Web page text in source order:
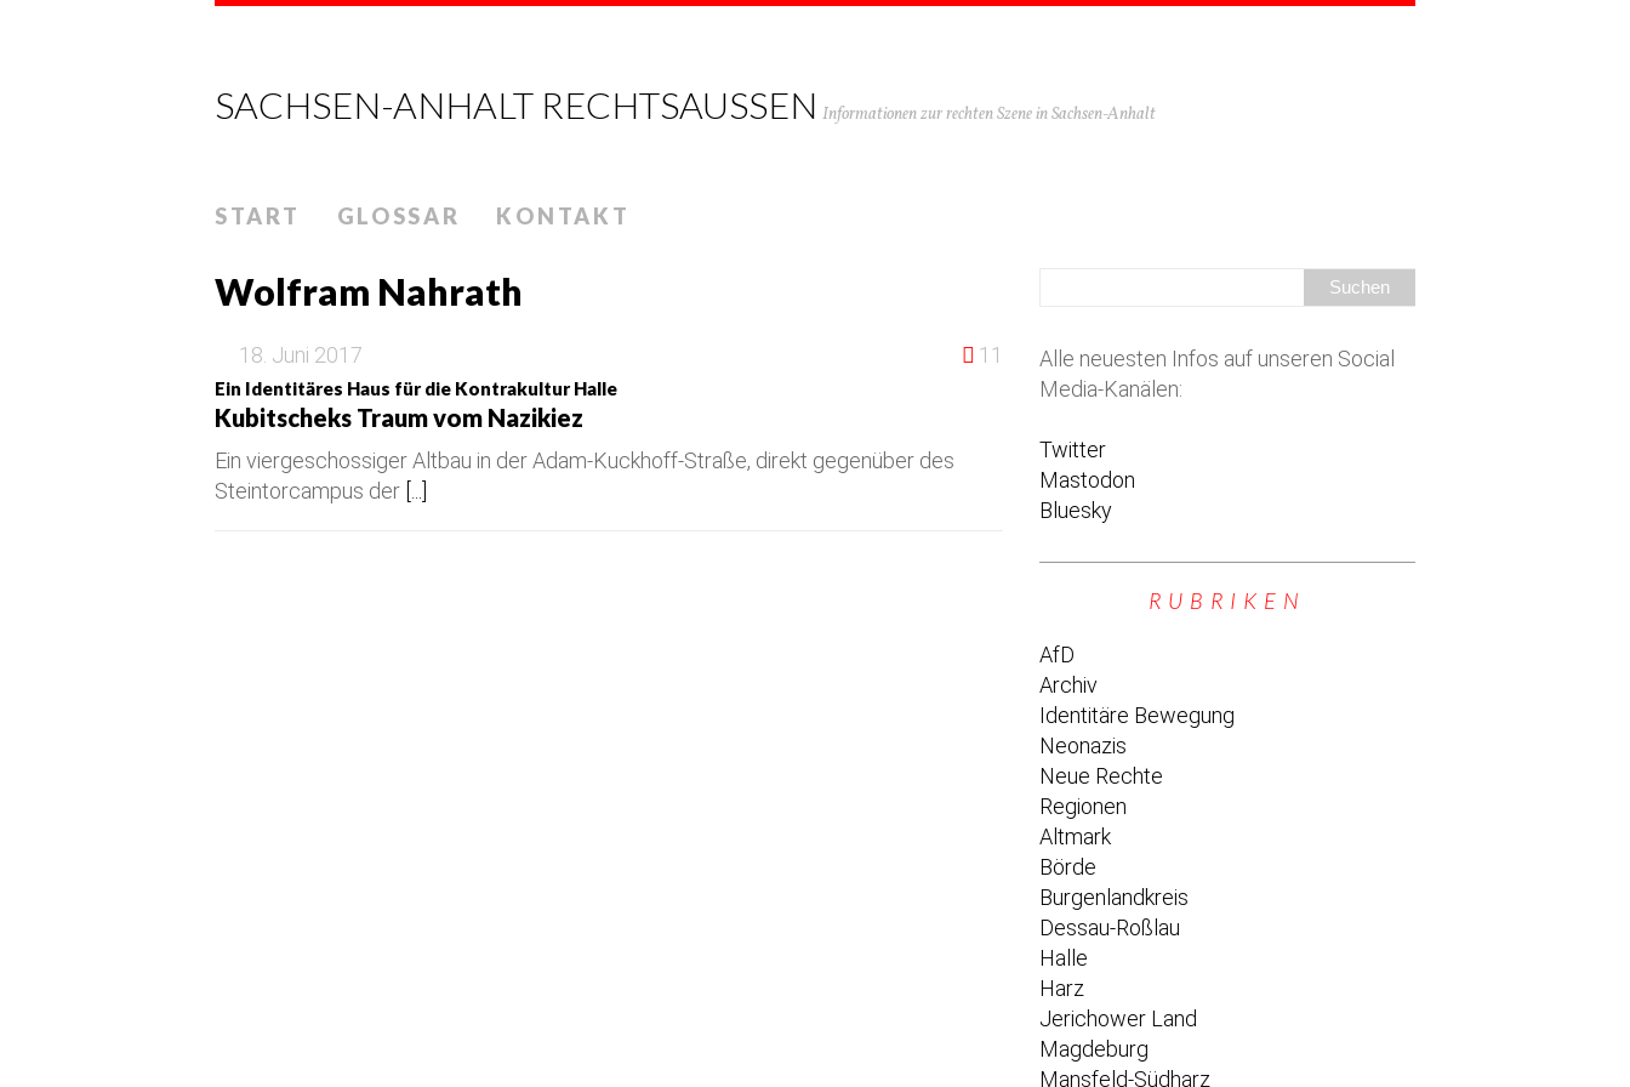
SACHSEN-ANHALT RECHTSAUSSEN Informationen zur rechten Szene in Sachsen-Anhalt
START GLOSSAR KONTAKT
Wolfram Nahrath
18. Juni 2017 11
Ein Identitäres Haus für die Kontrakultur Halle
Kubitscheks Traum vom Nazikiez
Ein viergeschossiger Altbau in der Adam-Kuckhoff-Straße, direkt gegenüber des
Steintorcampus der
Alle neuesten Infos auf unseren Social
Media-Kanälen:
Twitter
Mastodon
Bluesky
RUBRIKEN
AfD
Archiv
Identitäre Bewegung
Neonazis
Neue Rechte
Regionen
Altmark
Börde
Burgenlandkreis
Dessau-Roßlau
Halle
Harz
Jerichower Land
Magdeburg
Mansfeld-Südharz